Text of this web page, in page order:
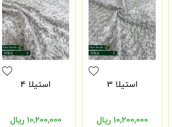
استیلا 3
10,200,000 ریال
استیلا 4
10,200,000 ریال